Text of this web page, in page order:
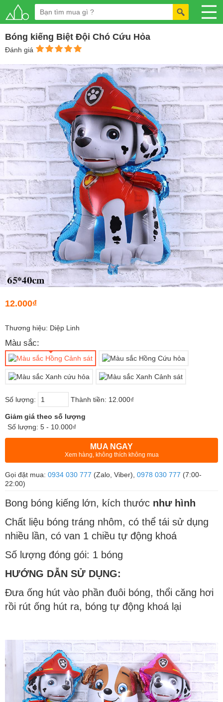
Bóng kiếng Biệt Đội Chó Cứu Hỏa
Đánh giá
12.000₫
Thương hiệu: Diệp Linh
Màu sắc:
Số lượng: Thành tiền: 12.000₫
Giảm giá theo số lượng
Số lượng: 5 - 10.000₫
MUA NGAY
Xem hàng, không thích không mua
Gọi đặt mua: 0934 030 777 (Zalo, Viber), 0978 030 777 (7:00-
22:00)
Bong bóng kiếng lớn, kích thước như hình
Chất liệu bóng tráng nhôm, có thể tái sử dụng
nhiều lần, có van 1 chiều tự động khoá
Số lượng đóng gói: 1 bóng
HƯỚNG DẪN SỬ DỤNG:
Đưa ống hút vào phần đuôi bóng, thổi căng hơi
rồi rút ống hút ra, bóng tự động khoá lại